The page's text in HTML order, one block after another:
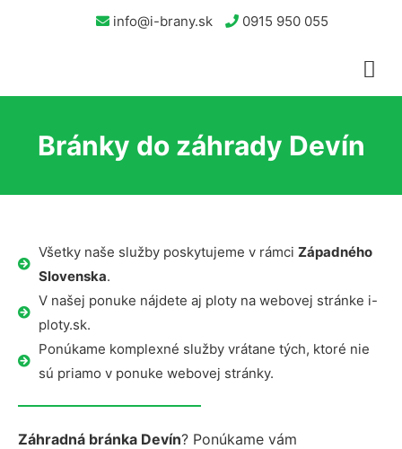
info@i-brany.sk 0915 950 055
Bránky do záhrady Devín
Všetky naše služby poskytujeme v rámci Západného
Slovenska.
V našej ponuke nájdete aj ploty na webovej stránke i-
ploty.sk.
Ponúkame komplexné služby vrátane tých, ktoré nie
sú priamo v ponuke webovej stránky.
Záhradná bránka Devín? Ponúkame vám